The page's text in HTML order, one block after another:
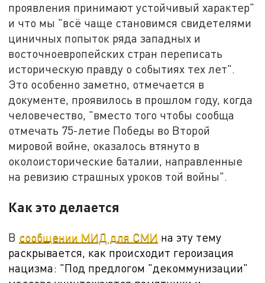
проявления принимают устойчивый характер"
и что мы "всё чаще становимся свидетелями
циничных попыток ряда западных и
восточноевропейских стран переписать
историческую правду о событиях тех лет".
Это особенно заметно, отмечается в
документе, проявилось в прошлом году, когда
человечество, "вместо того чтобы сообща
отмечать 75-летие Победы во Второй
мировой войне, оказалось втянуто в
околоисторические баталии, направленные
на ревизию страшных уроков той войны".
Как это делается
В сообщении МИД для СМИ на эту тему
раскрывается, как происходит героизация
нацизма: "Под предлогом "декоммунизации"